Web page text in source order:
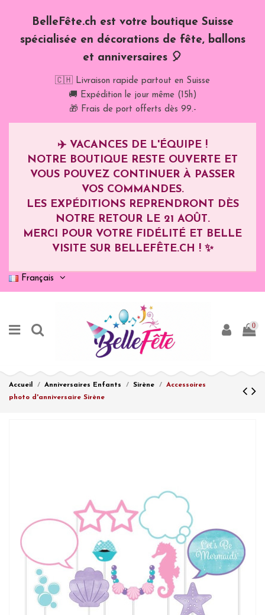
BelleFête.ch est votre boutique Suisse
spécialisée en décorations de fête, ballons
et anniversaires 🎈
🇨🇭 Livraison rapide partout en Suisse
🚚 Expédition le jour même (15h)
🎁 Frais de port offerts dès 99.-
✈️ VACANCES DE L'ÉQUIPE !
NOTRE BOUTIQUE RESTE OUVERTE ET
VOUS POUVEZ CONTINUER À PASSER
VOS COMMANDES.
LES EXPÉDITIONS REPRENDRONT DÈS
NOTRE RETOUR LE 21 AOÛT.
MERCI POUR VOTRE FIDÉLITÉ ET BELLE
VISITE SUR BELLEFÊTE.CH ! ✨
Français
0
Accueil Anniversaires Enfants Sirène
Accessoires
photo d'anniversaire Sirène